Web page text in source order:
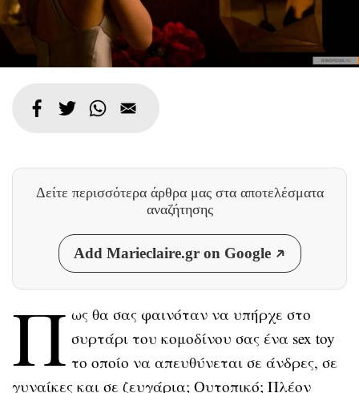
Δείτε περισσότερα άρθρα μας στα αποτελέσματα
αναζήτησης
Add Marieclaire.gr on Google
Π ως θα σας φαινόταν να υπήρχε στο
συρτάρι του κομοδίνου σας ένα sex toy
το οποίο να απευθύνεται σε άνδρες, σε
γυναίκες και σε ζευγάρια; Ουτοπικό; Πλέον